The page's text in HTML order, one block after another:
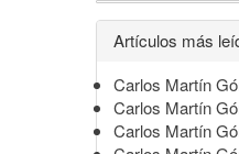
Detalles
del
artículo
Artículos más
Carlos Martín
Carlos Martín
Carlos Martín